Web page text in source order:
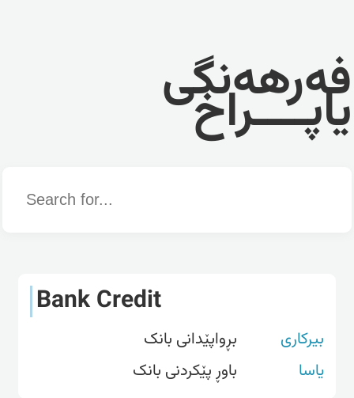
فەرهەنگی
یاپــــراخ
Word
Bank Credit
بیرکاری
بڕواپێدانی بانک
یاسا
باوڕ پێکردنی بانک